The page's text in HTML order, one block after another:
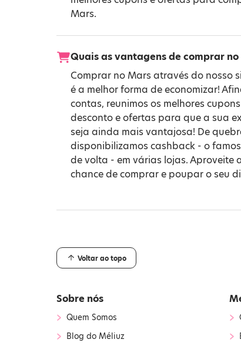
Mars.
Quais as vantagens de comprar
Comprar no Mars através do nosso
é a melhor forma de economizar!
contas, reunimos os melhores
desconto e ofertas para que a sua
seja ainda mais vantajosa! De
disponibilizamos cashback - o
de volta - em várias lojas. Aproveite
chance de comprar e poupar o seu
Voltar ao topo
Sobre nós
› Quem Somos
› Blog do Méliuz
›
›